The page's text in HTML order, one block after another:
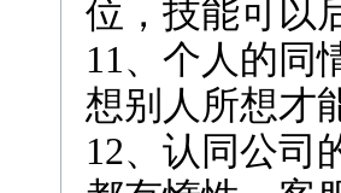
位，技能可以
11、个人的同
想别人所想才
12、认同公司